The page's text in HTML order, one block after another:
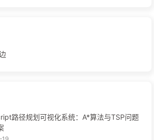
路径规划可视化系统：A*算法与TSP问题